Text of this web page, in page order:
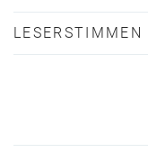
LESERSTIMMEN